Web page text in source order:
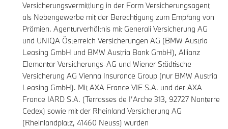
Versicherungsvermittlung in der Form Versicherungsagent
als Nebengewerbe mit der Berechtigung zum Empfang von
Prämien. Agenturverhältnis mit Generali Versicherung AG
und UNIQA Österreich Versicherungen AG (BMW Austria
Leasing GmbH und BMW Austria Bank GmbH), Allianz
Elementar Versicherungs-AG und Wiener Städtische
Versicherung AG Vienna Insurance Group (nur BMW Austria
Leasing GmbH). Mit AXA France VIE S.A. und der AXA
France IARD S.A. (Terrasses de I’Arche 313, 92727 Nanterre
Cedex) sowie mit der Rheinland Versicherung AG
(Rheinlandplatz, 41460 Neuss) wurden